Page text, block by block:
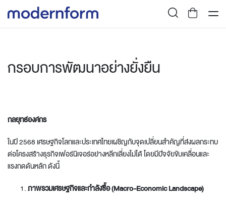
กรอบการพัฒนาอย่างยั่งยืน
กลยุทธ์องค์กร
ในปี 2568 เศรษฐกิจโลกและประเทศไทยเผชิญกับจุดเปลี่ยนสำคัญที่ส่งผลกระทบ
ต่อโครงสร้างธุรกิจเฟอร์นิเจอร์อย่างหลีกเลี่ยงไม่ได้ โดยมีปัจจัยขับเคลื่อนและ
แรงกดดันหลัก ดังนี้
ภาพรวมเศรษฐกิจและกำลังซื้อ (Macro-Economic Landscape)